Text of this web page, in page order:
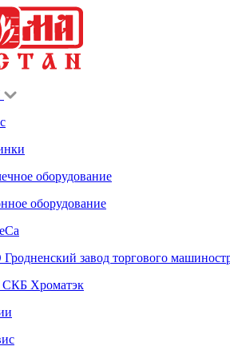
оборудование
оборудование
завод торгового
Хроматэк